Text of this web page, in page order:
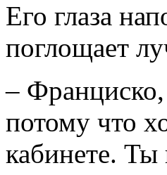
Его глаза
поглощает
–
потому что
кабинете. Ты